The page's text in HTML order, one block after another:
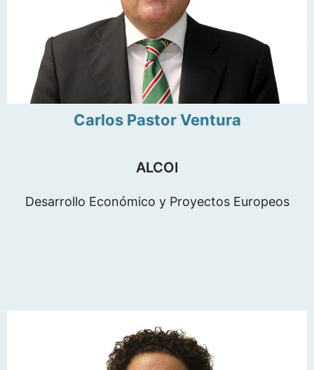
Carlos Pastor Ventura
ALCOI
Desarrollo Económico y Proyectos Europeos